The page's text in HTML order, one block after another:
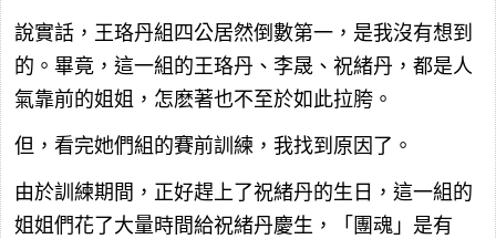
說實話，王珞丹組四公居然倒數第一，是我沒有想到
的。畢竟，這一組的王珞丹、李晟、祝緒丹，都是人
氣靠前的姐姐，怎麽著也不至於如此拉胯。
但，看完她們組的賽前訓練，我找到原因了。
由於訓練期間，正好趕上了祝緒丹的生日，這一組的
姐姐們花了大量時間給祝緒丹慶生，「團魂」是有